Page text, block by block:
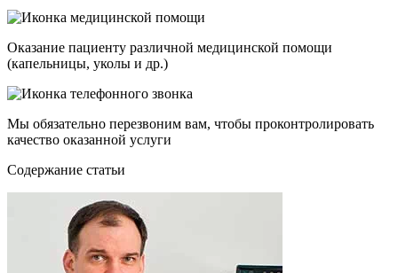
Оказание пациенту различной медицинской помощи
(капельницы, уколы и др.)
Мы обязательно перезвоним вам, чтобы проконтролировать
качество оказанной услуги
Cодержание статьи